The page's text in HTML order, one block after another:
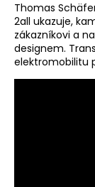
Thomas
2all ukazuje,
zákazníkovi a
designem.
elektromobilitu